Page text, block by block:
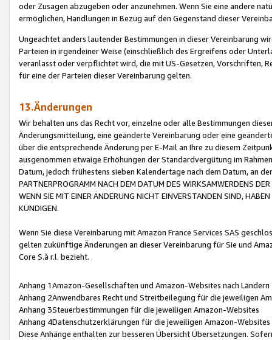
oder Zusagen abzugeben oder anzunehmen. Wenn Sie eine andere
ermöglichen, Handlungen in Bezug auf den Gegenstand dieser
Ungeachtet anders lautender Bestimmungen in dieser Vereinbarung
Parteien in irgendeiner Weise (einschließlich des Ergreifens oder
veranlasst oder verpflichtet wird, die mit US-Gesetzen, Vorschriften,
für eine der Parteien dieser Vereinbarung gelten.
13.Änderungen
Wir behalten uns das Recht vor, einzelne oder alle Bestimmungen
Änderungsmitteilung, eine geänderte Vereinbarung oder eine
über die entsprechende Änderung per E-Mail an Ihre zu diesem
ausgenommen etwaige Erhöhungen der Standardvergütung im
Datum, jedoch frühestens sieben Kalendertage nach dem Datum, an
PARTNERPROGRAMM NACH DEM DATUM DES WIRKSAMWERDENS
WENN SIE MIT EINER ÄNDERUNG NICHT EINVERSTANDEN SIND,
KÜNDIGEN.
Wenn Sie diese Vereinbarung mit Amazon France Services SAS
gelten zukünftige Änderungen an dieser Vereinbarung für Sie und
Core S.à r.l. bezieht.
Anhang 1Amazon-Gesellschaften und Amazon-Websites nach Ländern
Anhang 2Anwendbares Recht und Streitbeilegung für die jeweiligen
Anhang 3Steuerbestimmungen für die jeweiligen Amazon-Websites
Anhang 4Datenschutzerklärungen für die jeweiligen Amazon-Websites
Diese Anhänge enthalten zur besseren Übersicht Übersetzungen.